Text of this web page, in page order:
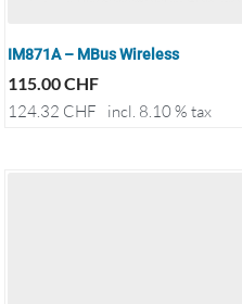
IM871A – MBus Wireless
115.00CHF
124.32 CHF incl. 8.10 % tax